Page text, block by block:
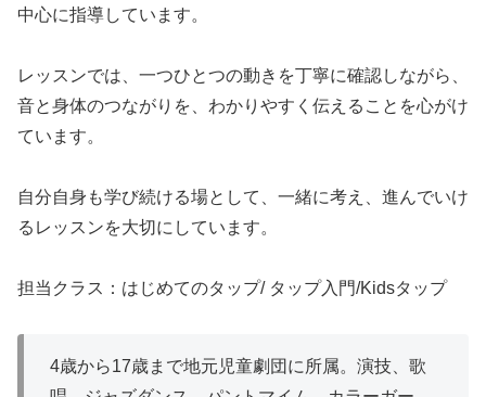
中心に指導しています。
レッスンでは、一つひとつの動きを丁寧に確認しながら、
音と身体のつながりを、わかりやすく伝えることを心がけ
ています。
自分自身も学び続ける場として、一緒に考え、進んでいけ
るレッスンを大切にしています。
担当クラス：はじめてのタップ/ タップ入門/Kidsタップ
4歳から17歳まで地元児童劇団に所属。演技、歌